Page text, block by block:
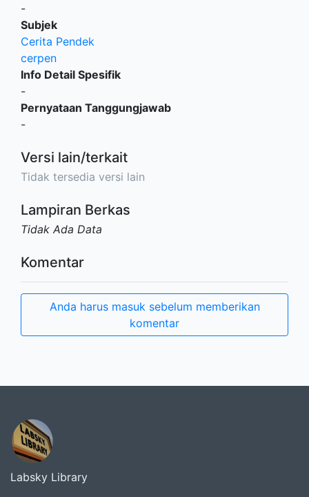
-
Subjek
Cerita Pendek
cerpen
Info Detail Spesifik
-
Pernyataan Tanggungjawab
-
Versi lain/terkait
Tidak tersedia versi lain
Lampiran Berkas
Tidak Ada Data
Komentar
Anda harus masuk sebelum memberikan
komentar
Labsky Library